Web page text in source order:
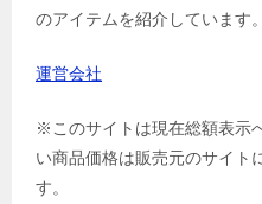
のアイテムを紹介しています。
運営会社
※このサイトは現在総額表示
い商品価格は販売元のサイト
す。